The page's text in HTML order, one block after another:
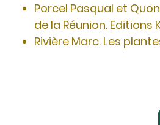
Porcel Pasqual et
de la Réunion. Editions
Rivière Marc. Les